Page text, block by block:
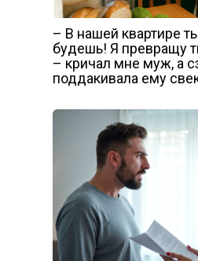
– В нашей квартире
будешь! Я превращу
– кричал мне муж, а
поддакивала ему